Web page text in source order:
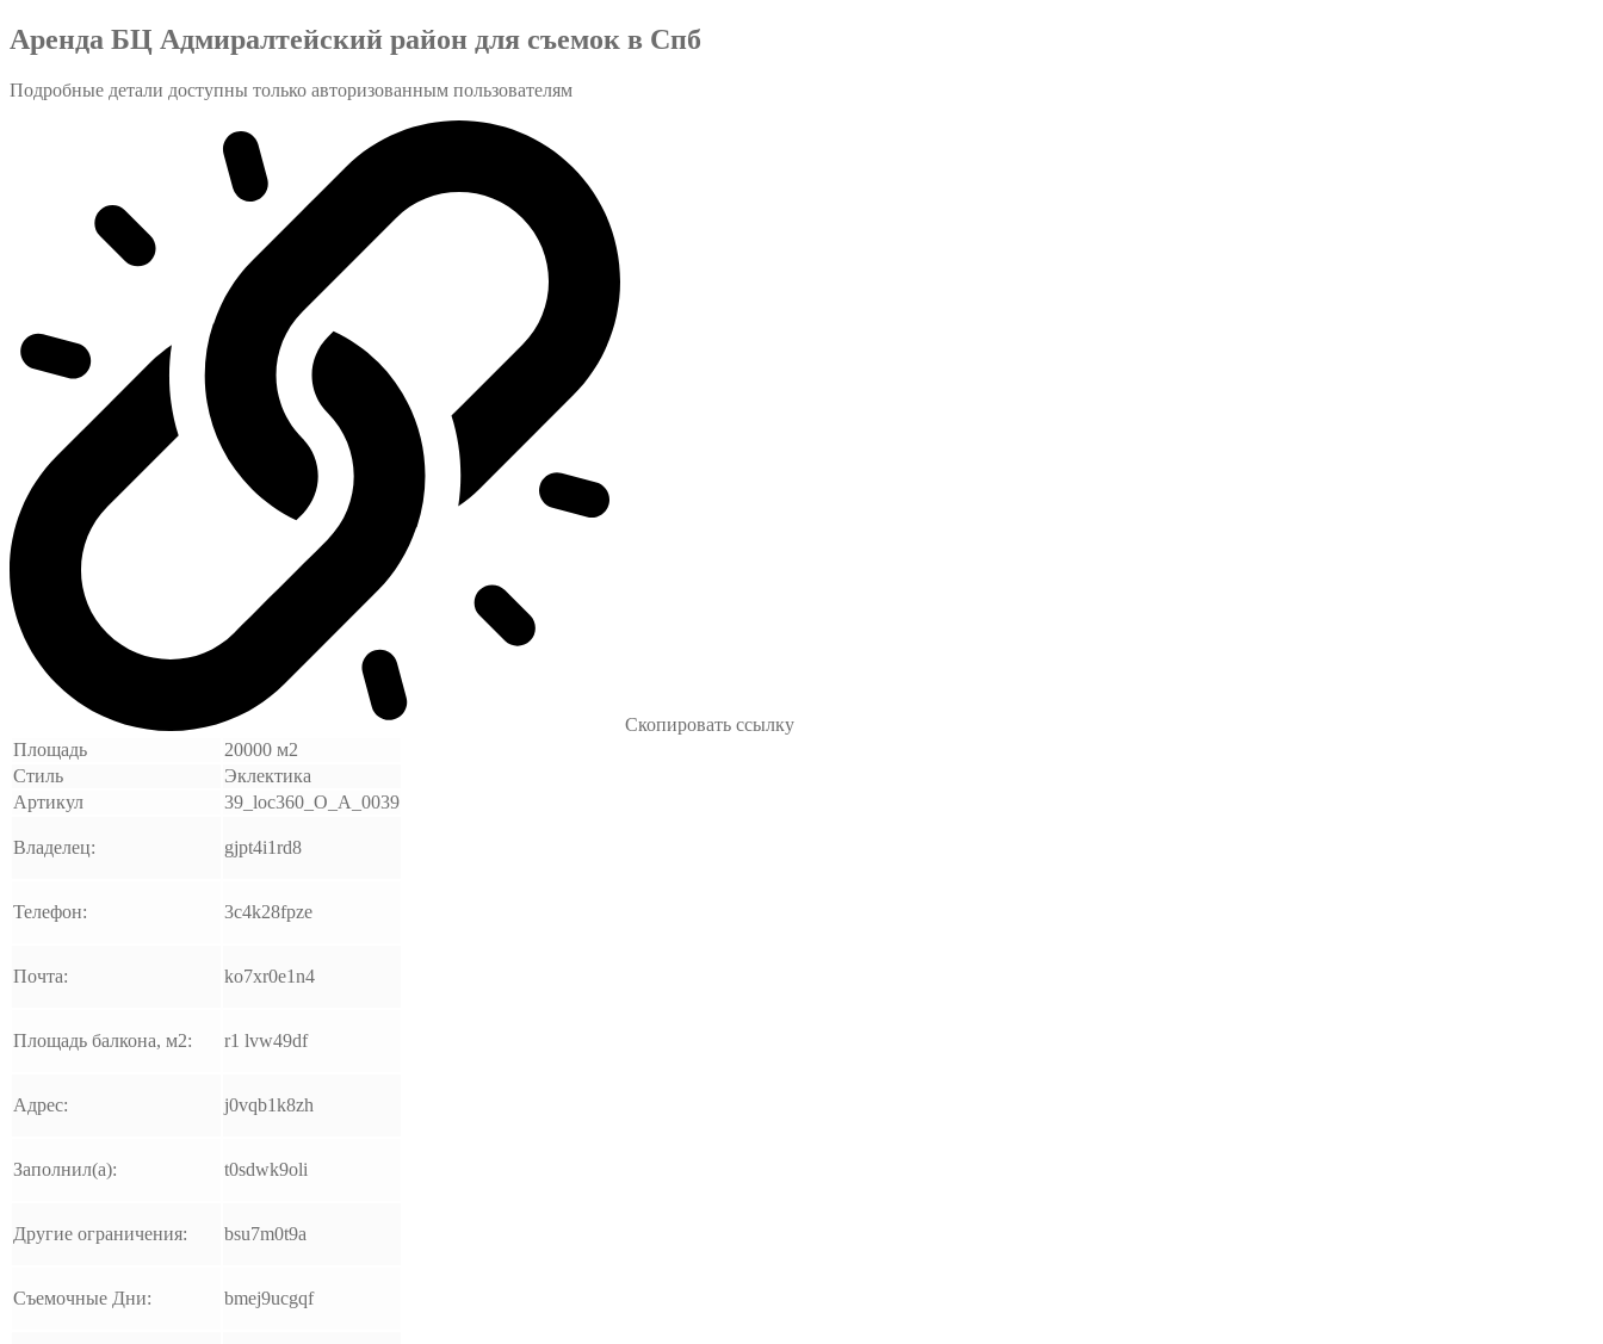
Аренда БЦ Адмиралтейский район для съемок в Спб
Подробные детали доступны только авторизованным пользователям
Скопировать ссылку
Площадь
20000 м2
Стиль
Эклектика
Артикул
39_loc360_O_A_0039
Владелец: gjpt4i1rd8
Телефон: 3c4k28fpze
Почта: ko7xr0e1n4
Площадь балкона, м2: r1 lvw49df
Адрес: j0vqb1k8zh
Заполнил(а): t0sdwk9oli
Другие ограничения: bsu7m0t9a
Съемочные Дни: bmej9ucgqf